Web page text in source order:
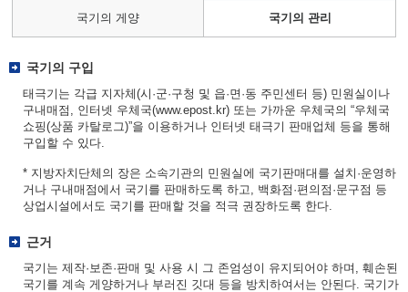
국기의 게양 국기의 관리
국기의 구입
태극기는 각급 지자체(시·군·구청 및 읍·면·동 주민센터 등) 민원실이나
구내매점, 인터넷 우체국(www.epost.kr) 또는 가까운 우체국의 “우체국
쇼핑(상품 카탈로그)”을 이용하거나 인터넷 태극기 판매업체 등을 통해
구입할 수 있다.
* 지방자치단체의 장은 소속기관의 민원실에 국기판매대를 설치·운영하
거나 구내매점에서 국기를 판매하도록 하고, 백화점·편의점·문구점 등
상업시설에서도 국기를 판매할 것을 적극 권장하도록 한다.
근거
국기는 제작·보존·판매 및 사용 시 그 존엄성이 유지되어야 하며, 훼손된
국기를 계속 게양하거나 부러진 깃대 등을 방치하여서는 안된다. 국기가